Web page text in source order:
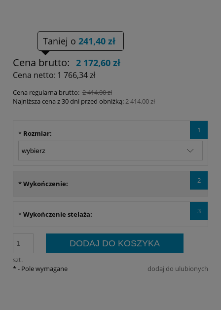
Taniej o 241,40 zł
Cena brutto: 2 172,60 zł
Cena netto: 1 766,34 zł
Cena regularna brutto: 2 414,00 zł
Najniższa cena z 30 dni przed obniżką:2 414,00 zł
1
* Rozmiar:
2
*Wykończenie:
3
*Wykończenie stelaża:
szt.
DODAJ DO KOSZYKA
dodaj do ulubionych
*- Pole wymagane